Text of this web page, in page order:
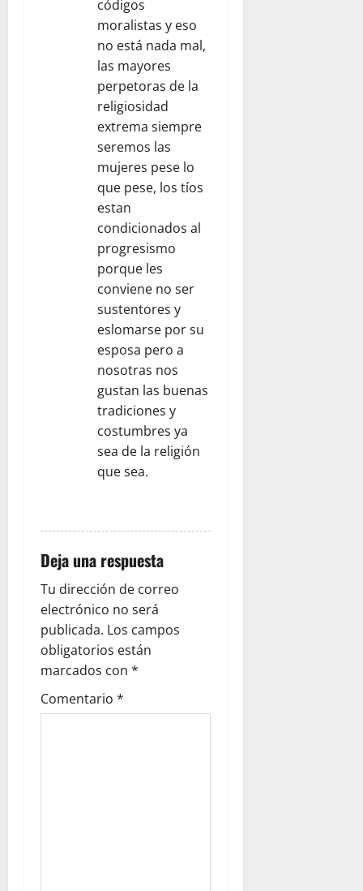
códigos
moralistas y eso
no está nada mal,
las mayores
perpetoras de la
religiosidad
extrema siempre
seremos las
mujeres pese lo
que pese, los tíos
estan
condicionados al
progresismo
porque les
conviene no ser
sustentores y
eslomarse por su
esposa pero a
nosotras nos
gustan las buenas
tradiciones y
costumbres ya
sea de la religión
que sea.
Deja una respuesta
Tu dirección de correo
electrónico no será
publicada. Los campos
obligatorios están
marcados con *
Comentario *